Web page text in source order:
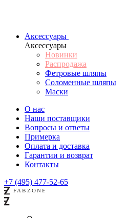
Аксессуары
Аксессуары
Новинки
Распродажа
Фетровые шляпы
Соломенные шляпы
Маски
О нас
Наши поставщики
Вопросы и ответы
Примерка
Оплата и доставка
Гарантии и возврат
Контакты
+7 (495) 477-52-65